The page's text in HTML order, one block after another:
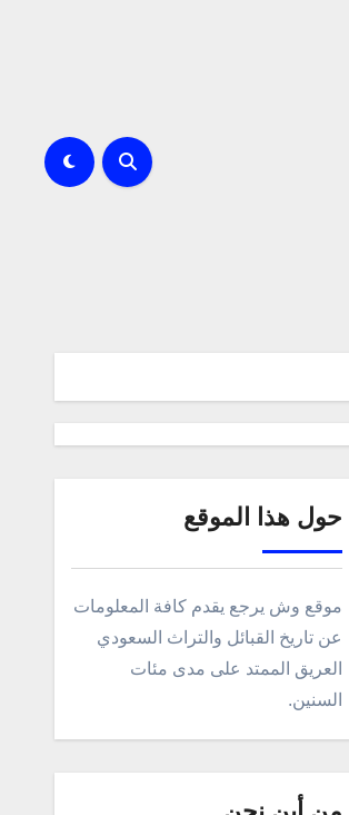
حول هذا الموقع
موقع وش يرجع يقدم كافة المعلومات
عن تاريخ القبائل والتراث السعودي
العريق الممتد على مدى مئات
السنين.